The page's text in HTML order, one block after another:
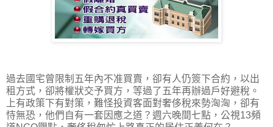
過去國宅曾限制五年內不准買賣，卻有人仍簽下合約，以出
租方式，卻將權狀交予買方，等過了五年再辦過戶好避稅。
上有政策下有對策，難怪投資客面對奢侈稅來勢洶洶，卻有
恃無恐，他們自有一套因應之道？週六晚間七點，公視13頻